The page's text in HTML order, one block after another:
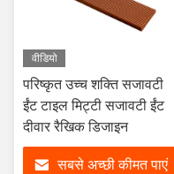
वीडियो
परिष्कृत उच्च शक्ति सजावटी
ईंट टाइल मिट्टी सजावटी ईंट
दीवार रैखिक डिजाइन
सबसे अच्छी कीमत पाएं